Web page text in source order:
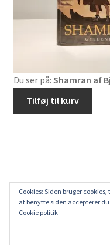
Du ser på: Shamran af
Tilføj til kurv
Cookies: Siden bruger
at benytte siden accepterer
Cookie politik